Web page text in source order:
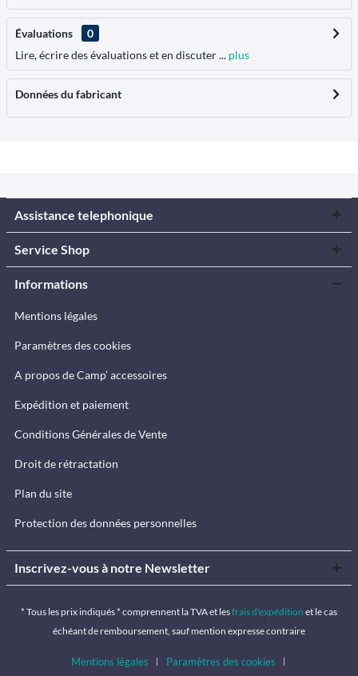
Évaluations
0
Lire, écrire des évaluations et en discuter ... plus
Données du fabricant
Assistance telephonique
Service Shop
Informations
Mentions légales
Paramètres des cookies
A propos de Camp’ accessoires
Expédition et paiement
Conditions Générales de Vente
Droit de rétractation
Plan du site
Protection des données personnelles
Inscrivez-vous à notre Newsletter
* Tous les prix indiqués * comprennent la TVA et lesfrais d'expédition et le cas
échéant de remboursement, sauf mention expresse contraire
Mentions légales Paramètres des cookies